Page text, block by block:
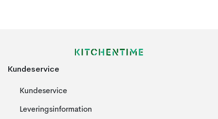
Kundeservice
Kundeservice
Leveringsinformation